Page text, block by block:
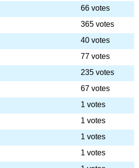
66 votes
365 votes
40 votes
77 votes
235 votes
67 votes
1 votes
1 votes
1 votes
1 votes